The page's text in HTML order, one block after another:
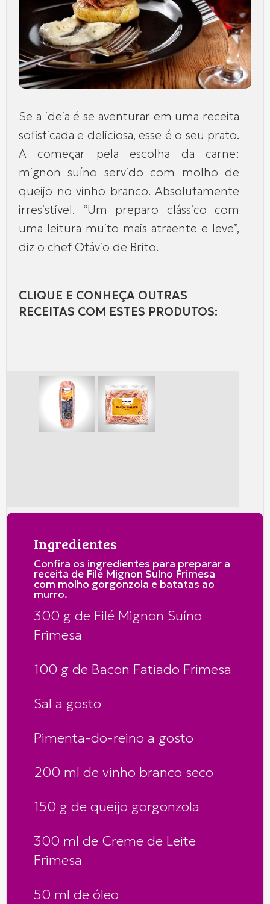
Se a ideia é se aventurar em uma receita
sofisticada e deliciosa, esse é o seu prato.
A começar pela escolha da carne:
mignon suíno servido com molho de
queijo no vinho branco. Absolutamente
irresistível. “Um preparo clássico com
uma leitura muito mais atraente e leve”,
diz o chef Otávio de Brito.
CLIQUE E CONHEÇA OUTRAS
RECEITAS COM ESTES PRODUTOS:
Ingredientes
Confira os ingredientes para preparar a
receita de Filé Mignon Suíno Frimesa
com molho gorgonzola e batatas ao
murro.
300 g de Filé Mignon Suíno
Frimesa
100 g de Bacon Fatiado Frimesa
Sal a gosto
Pimenta-do-reino a gosto
200 ml de vinho branco seco
150 g de queijo gorgonzola
300 ml de Creme de Leite
Frimesa
50 ml de óleo